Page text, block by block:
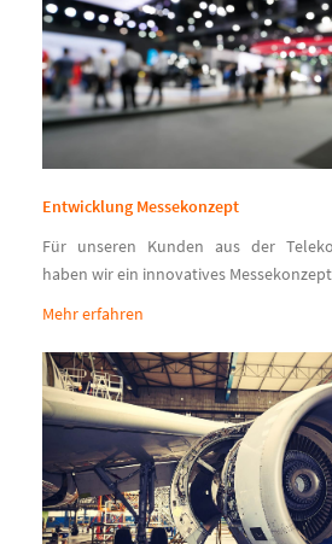
Entwicklung Messekonzept
Für unseren Kunden aus der
haben wir ein innovatives
Mehr erfahren